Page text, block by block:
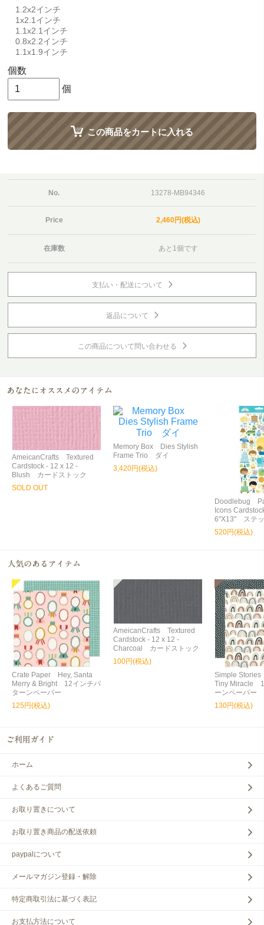
1.2x2インチ
1x2.1インチ
1.1x2.1インチ
0.8x2.2インチ
1.1x1.9インチ
個数
個
この商品をカートに入れる
No. 13278-MB94346
Price 2,460円(税込)
在庫数 あと1個です
支払い・配送について
返品について
この商品について問い合わせる
AmeicanCrafts Textured
Cardstock - 12 x 12 -
Blush カードストック
SOLD OUT
Memory Box Dies Stylish
Frame Trio ダイ
3,420円(税込)
Doodlebug
Icons
6"X13" ステ
520円(税込)
Crate Paper Hey, Santa
Merry & Bright 12インチパ
ターンペーパー
125円(税込)
AmeicanCrafts Textured
Cardstock - 12 x 12 -
Charcoal カードストック
100円(税込)
Simple
Tiny Miracle
ーンペーパー
130円(税込)
ホーム
よくあるご質問
お取り置きについて
お取り置き商品の配送依頼
paypalについて
メールマガジン登録・解除
特定商取引法に基づく表記
お支払方法について